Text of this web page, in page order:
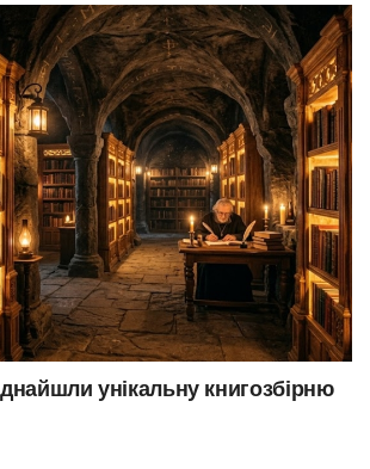
унікальну книгозбірню